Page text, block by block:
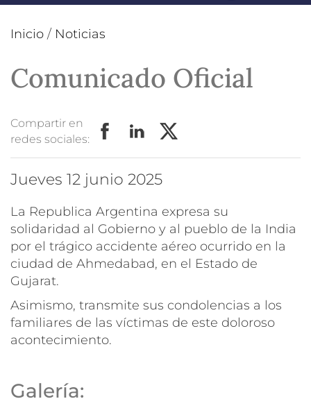
Inicio / Noticias
Comunicado Oficial
Compartir en
redes sociales:
jueves 12 junio 2025
La Republica Argentina expresa su
solidaridad al Gobierno y al pueblo de la India
por el trágico accidente aéreo ocurrido en la
ciudad de Ahmedabad, en el Estado de
Gujarat.
Asimismo, transmite sus condolencias a los
familiares de las víctimas de este doloroso
acontecimiento.
Galería: